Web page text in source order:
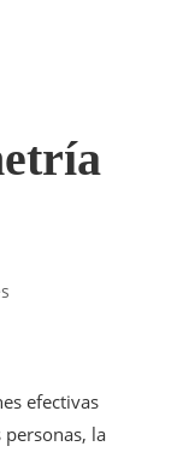
efectivas
la